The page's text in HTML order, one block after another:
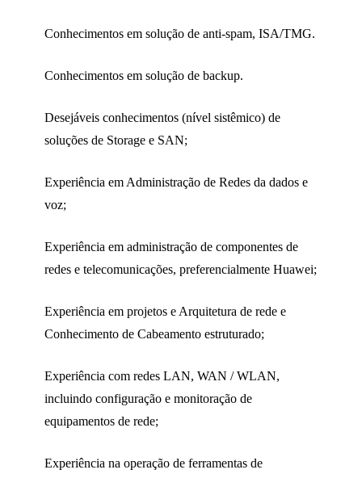
Conhecimentos em solução de anti-spam, ISA/TMG.
Conhecimentos em solução de backup.
Desejáveis conhecimentos (nível sistêmico) de
soluções de Storage e SAN;
Experiência em Administração de Redes da dados e
voz;
Experiência em administração de componentes de
redes e telecomunicações, preferencialmente Huawei;
Experiência em projetos e Arquitetura de rede e
Conhecimento de Cabeamento estruturado;
Experiência com redes LAN, WAN / WLAN,
incluindo configuração e monitoração de
equipamentos de rede;
Experiência na operação de ferramentas de